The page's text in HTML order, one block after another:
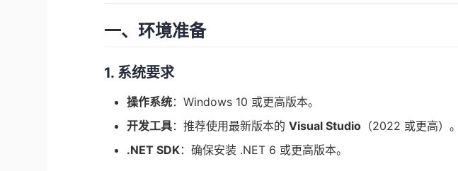
一、环境准备
1. 系统要求
操作系统：Windows 10 或更高版本。
开发工具：推荐使用最新版本的Visual Studio （2022 或更高）。
.NET SDK：确保安装 .NET 6 或更高版本。